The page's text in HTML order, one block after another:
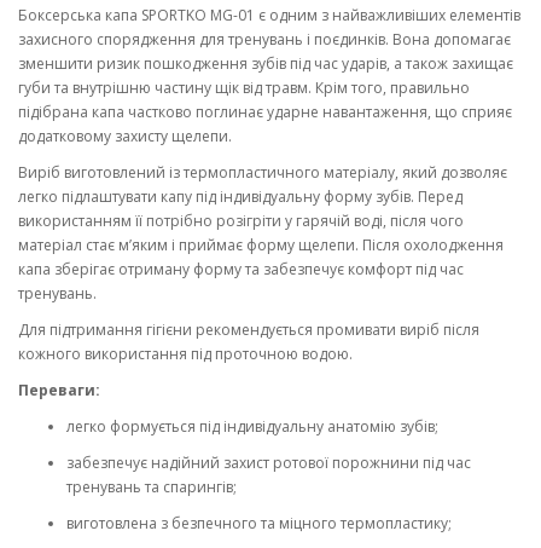
Боксерська капа SPORTKO MG-01 є одним з найважливіших елементів
захисного спорядження для тренувань і поєдинків. Вона допомагає
зменшити ризик пошкодження зубів під час ударів, а також захищає
губи та внутрішню частину щік від травм. Крім того, правильно
підібрана капа частково поглинає ударне навантаження, що сприяє
додатковому захисту щелепи.
Виріб виготовлений із термопластичного матеріалу, який дозволяє
легко підлаштувати капу під індивідуальну форму зубів. Перед
використанням її потрібно розігріти у гарячій воді, після чого
матеріал стає м’яким і приймає форму щелепи. Після охолодження
капа зберігає отриману форму та забезпечує комфорт під час
тренувань.
Для підтримання гігієни рекомендується промивати виріб після
кожного використання під проточною водою.
Переваги:
легко формується під індивідуальну анатомію зубів;
забезпечує надійний захист ротової порожнини під час
тренувань та спарингів;
виготовлена з безпечного та міцного термопластику;